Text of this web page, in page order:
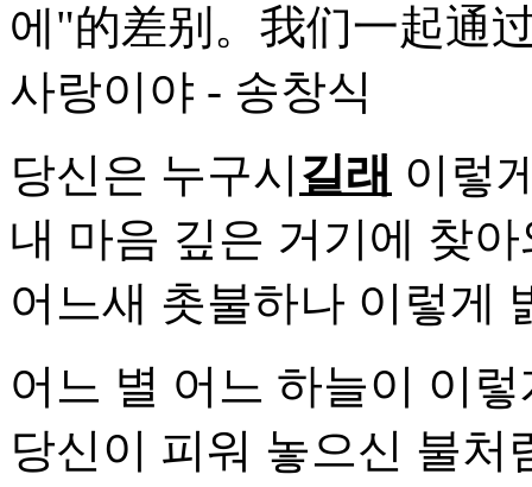
에"的差别。我们一起通
사랑이야 - 송창식
당신은 누구시 길래 이렇
내 마음 깊은 거기에 찾아
어느새 촛불하나 이렇게
어느 별 어느 하늘이 이렇
당신이 피워 놓으신 불처